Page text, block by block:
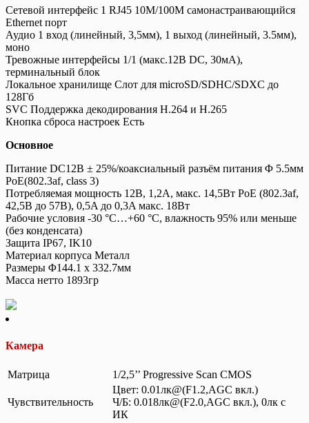
Сетевой интерфейс 1 RJ45 10M/100M самонастраивающийся
Ethernet порт
Аудио 1 вход (линейный, 3,5мм), 1 выход (линейный, 3.5мм),
моно
Тревожные интерфейсы 1/1 (макс.12В DC, 30мА),
терминальный блок
Локальное хранилище Слот для microSD/SDHC/SDXC до
128Гб
SVC Поддержка декодирования H.264 и H.265
Кнопка сброса настроек Есть
Основное
Питание DC12В ± 25%/коаксиальный разъём питания Φ 5.5мм
PoE(802.3af, class 3)
Потребляемая мощность 12В, 1,2А, макс. 14,5Вт PoE (802.3af,
42,5В до 57В), 0,5A до 0,3A макс. 18Вт
Рабочие условия -30 °C…+60 °C, влажность 95% или меньше
(без конденсата)
Защита IP67, IK10
Материал корпуса Металл
Размеры Φ144.1 x 332.7мм
Масса нетто 1893гр
Камера
Матрица 1/2,5’’ Progressive Scan CMOS
Чувствительность
Цвет: 0.01лк@(F1.2,AGC вкл.)
Ч/Б: 0.018лк@(F2.0,AGC вкл.), 0лк с
ИК